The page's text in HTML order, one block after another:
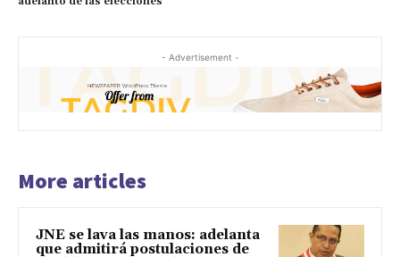
- Advertisement -
More articles
JNE se lava las manos: adelanta
que admitirá postulaciones de